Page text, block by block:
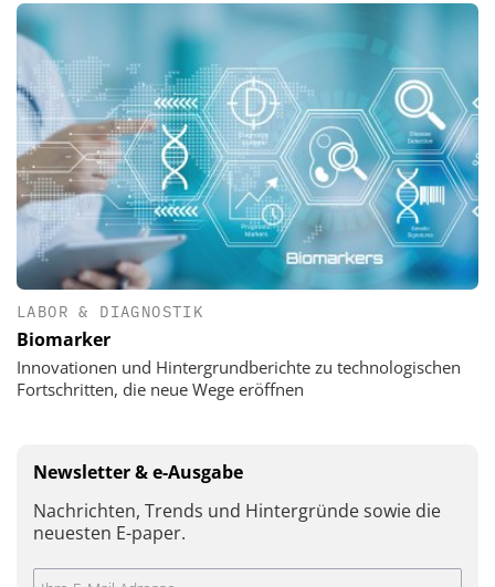
LABOR & DIAGNOSTIK
Biomarker
Innovationen und Hintergrundberichte zu technologischen
Fortschritten, die neue Wege eröffnen
Newsletter & e-Ausgabe
Nachrichten, Trends und Hintergründe sowie die
neuesten E-paper.